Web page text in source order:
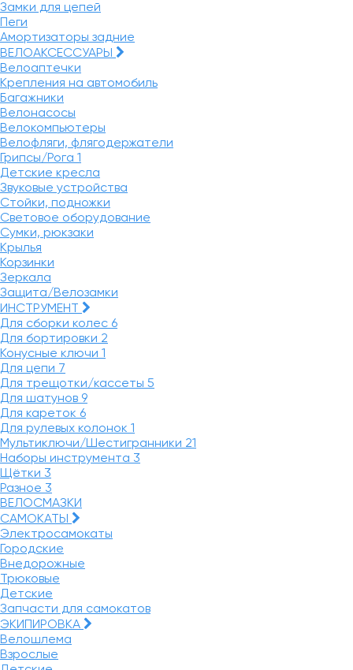
Замки для цепей
Пеги
Амортизаторы задние
ВЕЛОАКСЕССУАРЫ
Велоаптечки
Крепления на автомобиль
Багажники
Велонасосы
Велокомпьютеры
Велофляги, флягодержатели
Грипсы/Рога 1
Детские кресла
Звуковые устройства
Стойки, подножки
Световое оборудование
Сумки, рюкзаки
Крылья
Корзинки
Зеркала
Защита/Велозамки
ИНСТРУМЕНТ
Для сборки колес 6
Для бортировки 2
Конусные ключи 1
Для цепи 7
Для трещотки/кассеты 5
Для шатунов 9
Для кареток 6
Для рулевых колонок 1
Мультиключи/Шестигранники 21
Наборы инструмента 3
Щётки 3
Разное 3
ВЕЛОСМАЗКИ
САМОКАТЫ
Электросамокаты
Городские
Внедорожные
Трюковые
Детские
Запчасти для самокатов
ЭКИПИРОВКА
Велошлема
Взрослые